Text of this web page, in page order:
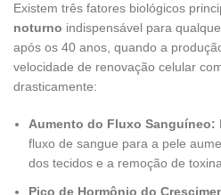
Existem três fatores biológicos
noturno indispensável para
após os 40 anos, quando a
velocidade de renovação celular
drasticamente:
Aumento do Fluxo Sanguíneo:
fluxo de sangue para a pele
dos tecidos e a remoção de
Pico de Hormônio do